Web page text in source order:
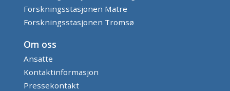
Forskningsstasjonen Matre
Forskningsstasjonen Tromsø
Om oss
Ansatte
Kontaktinformasjon
Pressekontakt